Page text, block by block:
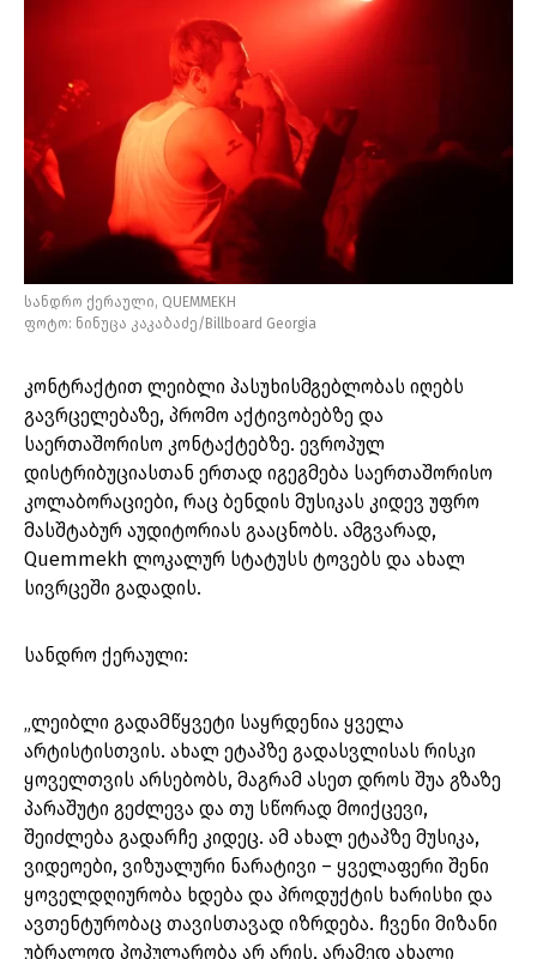
სანდრო ქერაული, QUEMMEKH
ფოტო: ნინუცა კაკაბაძე/Billboard Georgia
კონტრაქტით ლეიბლი პასუხისმგებლობას იღებს
გავრცელებაზე, პრომო აქტივობებზე და
საერთაშორისო კონტაქტებზე. ევროპულ
დისტრიბუციასთან ერთად იგეგმება საერთაშორისო
კოლაბორაციები, რაც ბენდის მუსიკას კიდევ უფრო
მასშტაბურ აუდიტორიას გააცნობს. ამგვარად,
Quemmekh ლოკალურ სტატუსს ტოვებს და ახალ
სივრცეში გადადის.
სანდრო ქერაული:
„ლეიბლი გადამწყვეტი საყრდენია ყველა
არტისტისთვის. ახალ ეტაპზე გადასვლისას რისკი
ყოველთვის არსებობს, მაგრამ ასეთ დროს შუა გზაზე
პარაშუტი გეძლევა და თუ სწორად მოიქცევი,
შეიძლება გადარჩე კიდეც. ამ ახალ ეტაპზე მუსიკა,
ვიდეოები, ვიზუალური ნარატივი – ყველაფერი შენი
ყოველდღიურობა ხდება და პროდუქტის ხარისხი და
ავთენტურობაც თავისთავად იზრდება. ჩვენი მიზანი
უბრალოდ პოპულარობა არ არის, არამედ ახალი